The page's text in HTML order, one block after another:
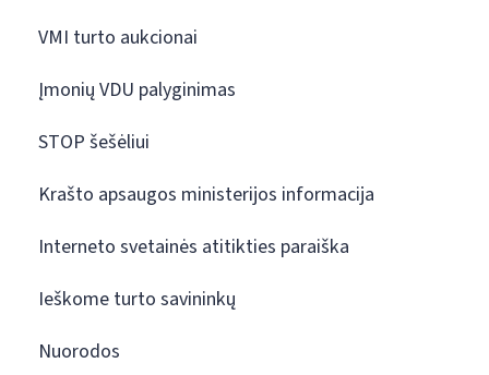
VMI turto aukcionai
Įmonių VDU palyginimas
STOP šešėliui
Krašto apsaugos ministerijos informacija
Interneto svetainės atitikties paraiška
Ieškome turto savininkų
Nuorodos